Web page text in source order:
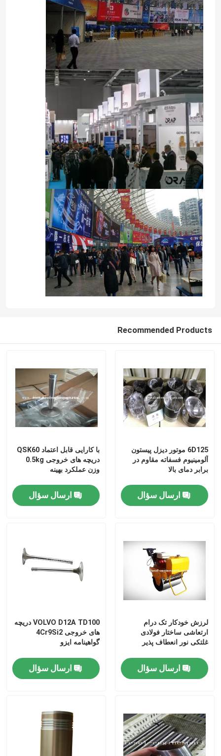
محصولات
فیلم های
Recommended Products
6D125 موتور دیزل پیستون
آلومینیوم فسفاته مقاوم در
برابر دمای بالا
ارسال سؤال
با کارایی قابل اعتماد QSK60
دریچه های خروجی 0.5kg
وزن عملکرد بهینه
ارسال سؤال
لرزش خودکار تک درام
ارتعاشی ساختار فولادی
غلتکی نور انعطاف پذیر
ارسال سؤال
VOLVO D12A TD100 دریچه
های خروجی 4Cr9Si2
گواهینامه ایزو
ارسال سؤال